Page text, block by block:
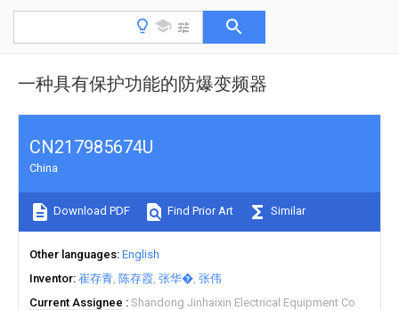
一种具有保护功能的防爆变频器
CN217985674U
China
Download PDF Find Prior Art Similar
Other languages English
Inventor 崔存青 陈存霞 张华� 张伟
Current Assignee
Shandong Jinhaixin Electrical Equipment Co